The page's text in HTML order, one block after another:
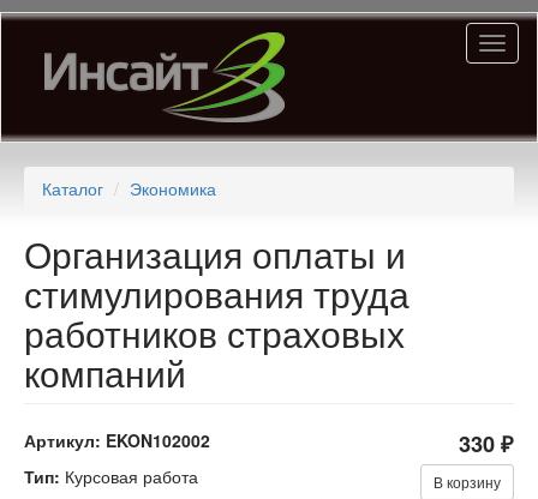
Перейти
основному
содержанию
Каталог Экономика
Организация оплаты и
стимулирования труда
работников страховых
компаний
Артикул: EKON102002 330 ₽
В корзину
Тип: Курсовая работа